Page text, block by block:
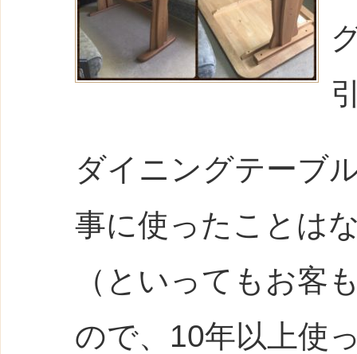
ダイニングテーブ
事に使ったことは
（といってもお客
ので、10年以上使